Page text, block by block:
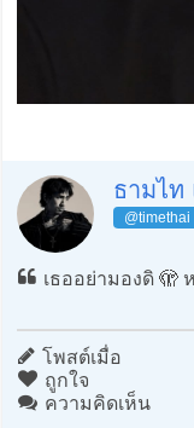
ธามไท
@timethai
เธออย่ามองดิ 🫣
โพสต์เมื่อ
ถูกใจ
ความคิดเห็น